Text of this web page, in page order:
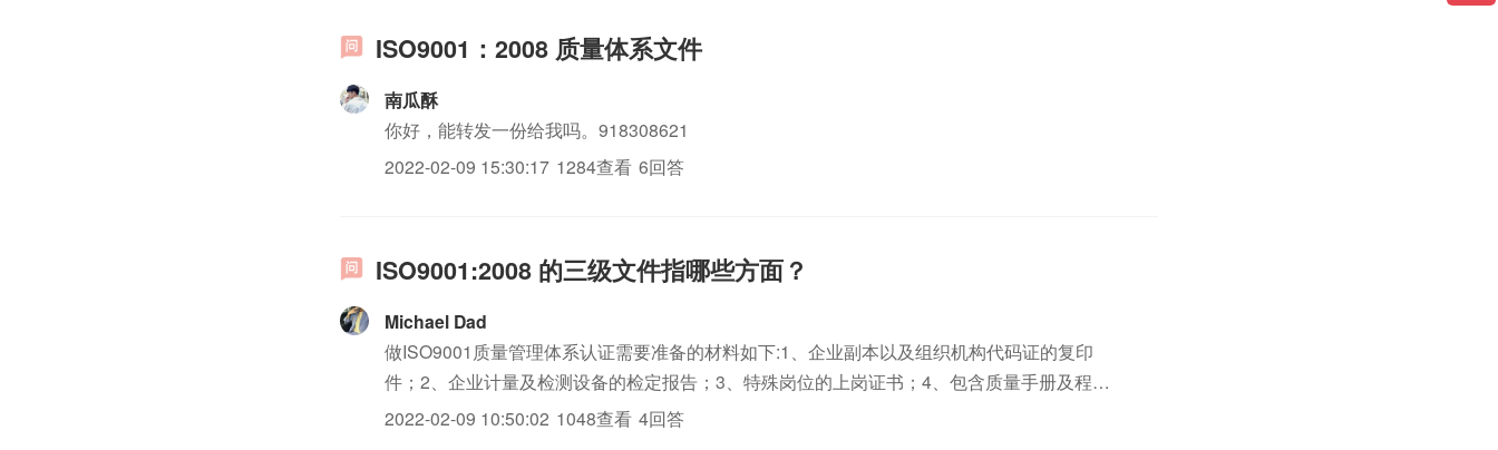
ISO9001：2008 质量体系文件
南瓜酥
你好，能转发一份给我吗。918308621
2022-02-09 15:30:17 1284查看 6回答
ISO9001:2008 的三级文件指哪些方面？
Michael Dad
做ISO9001质量管理体系认证需要准备的材料如下:1、企业副本以及组织机构代码证的复印
件；2、企业计量及检测设备的检定报告；3、特殊岗位的上岗证书；4、包含质量手册及程序
iso三体系认证在内的一、二、三级iso三体系认证；5、企业供销方面的资料；6、企业人力资
2022-02-09 10:50:02 1048查看 4回答